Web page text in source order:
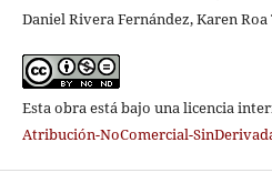
Daniel Rivera Fernández, Karen Roa
Esta obra está bajo una licencia
Atribución-NoComercial-